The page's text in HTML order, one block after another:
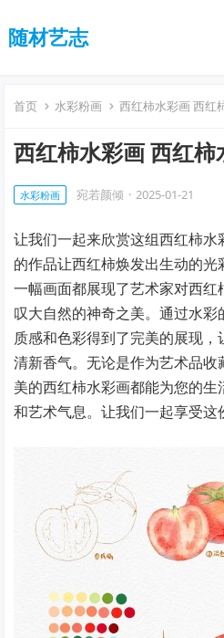
随材艺志
首页 水彩粉画 西红柿水彩画 西红
西红柿水彩画 西红
水彩粉画 宛若颜倾 · 2025-01-21
让我们一起来欣赏这组西红柿
的作品让西红柿焕发出生动的
一幅画面都展现了艺术家对西
叹大自然的神奇之美。通过水
质感和色彩得到了完美的展现
清新香气。无论是作为艺术品
美的西红柿水彩画都能为您的
和艺术气息。让我们一起享受这